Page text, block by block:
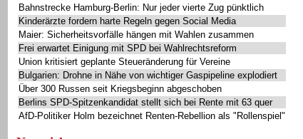
Bahnstrecke Hamburg-Berlin: Nur jeder vierte Zug pünktlich
Kinderärzte fordern harte Regeln gegen Social Media
Maier: Sicherheitsvorfälle hängen mit Wahlen zusammen
Frei erwartet Einigung mit SPD bei Wahlrechtsreform
Union kritisiert geplante Steueränderung für Vereine
Bulgarien: Drohne in Nähe von wichtiger Gaspipeline explodiert
Über 300 Russen seit Kriegsbeginn abgeschoben
Berlins SPD-Spitzenkandidat stellt sich bei Rente mit 63 quer
AfD-Politiker Holm bezeichnet Renten-Rebellion als "Rollenspiel"